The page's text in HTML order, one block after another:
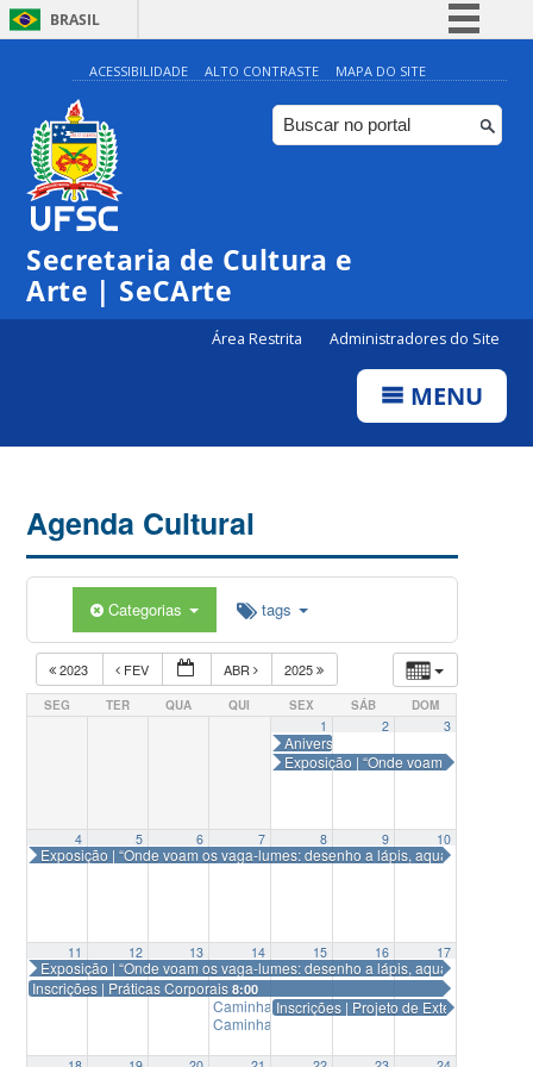
BRASIL
Simplifique!
Comunica BR
Participe
ACESSIBILIDADE ALTO CONTRASTE MAPA DO SITE
Secretaria de Cultura e
Arte | SeCArte
Área Restrita Administradores do Site
MENU
Agenda Cultural
Categorias tags
2023 FEV ABR 2025
SEG TER QUA QUI SEX SÁB DOM
1
Aniversário da UFSC – 63 anos |
Exposição | “Onde voam os vaga-
2 3
4
Exposição | “Onde voam os vaga-lumes: desenho a lápis, aquarela e
5 6 7 8 9 10
11
Inscrições | Práticas Corporais8:00
Exposição | “Onde voam os vaga-lumes: desenho a lápis, aquarela e
12 13 14
Caminhada | Rota de Arte na UFSC9:30
Caminhada | Rota de Arte na UFSC
15
Inscrições | Projeto de Extensão e
16 17